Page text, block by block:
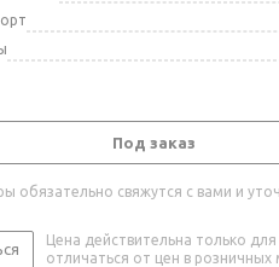
Под заказ
обязательно свяжутся с вами и
Цена действительна только
отличаться от цен в розничных